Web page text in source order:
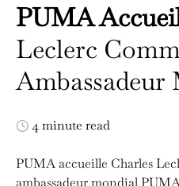
PUMA
Leclerc
Ambassadeur
4 minute read
PUMA accueille Charles
ambassadeur mondial